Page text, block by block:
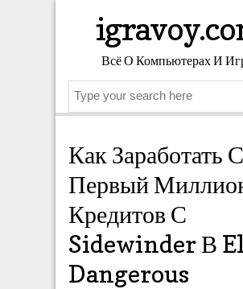
Всё О Компьютерах И
Как Заработать
Первый
Кредитов С
Sidewinder В
Dangerous